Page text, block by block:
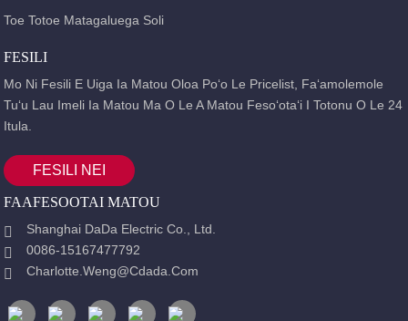
Toe Totoe Matagaluega Soli
FESILI
Mo Ni Fesili E Uiga Ia Matou Oloa Poʻo Le Pricelist, Faʻamolemole
Tuʻu Lau Imeli Ia Matou Ma O Le A Matou Fesoʻotaʻi I Totonu O Le 24
Itula.
FESILI NEI
FAAFESOOTAI MATOU
Shanghai DaDa Electric Co., Ltd.
0086-15167477792
Charlotte.weng@cdada.com